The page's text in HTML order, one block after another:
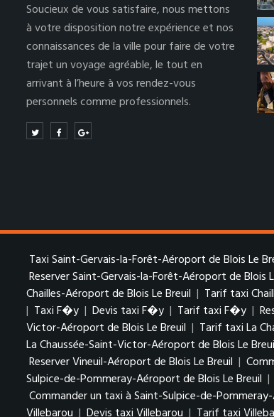
Soucieux de vous satisfaire, nous mettons
à votre disposition notre expérience et nos
connaissances de la ville pour faire de votre
trajet un voyage agréable, le tout en
arrivant à l’heure à vos rendez-vous
personnels comme professionnels.
Taxi Saint-Gervais-la-Forêt-Aéroport de Blois Le
Reserver Saint-Gervais-la-Forêt-Aéroport de Blois
Chailles-Aéroport de Blois Le Breuil | Tarif taxi
| Taxi F�y | Devis taxi F�y | Tarif taxi F�y |
Victor-Aéroport de Blois Le Breuil | Tarif taxi La
La Chaussée-Saint-Victor-Aéroport de Blois Le
Reserver Vineuil-Aéroport de Blois Le Breuil |
Sulpice-de-Pommeray-Aéroport de Blois Le Breuil |
Commander un taxi à Saint-Sulpice-de-